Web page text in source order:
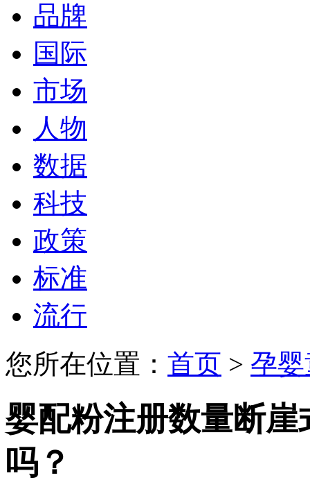
品牌
国际
市场
人物
数据
科技
政策
标准
流行
您所在位置： 首页 > 孕
婴配粉注册数量断
吗？